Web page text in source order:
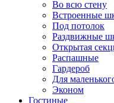
Во всю стену
Встроенные
Под потолок
Раздвижные
Открытая
Распашные
Гардероб
Для
Эконом
Гостиные